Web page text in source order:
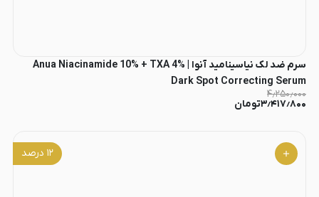
سرم ضد لک نیاسینامید آنوا | Anua Niacinamide 10% + TXA 4%
Dark Spot Correcting Serum
۴٫۲۵۰٫۰۰۰
۳٫۴۱۷٫۸۰۰تومان
۱۲ درصد